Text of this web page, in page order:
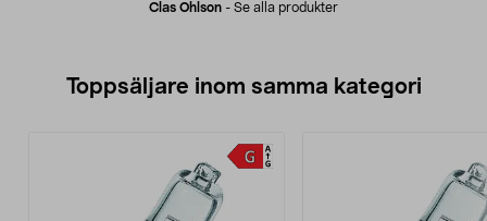
Clas Ohlson - Se alla produkter
Toppsäljare inom samma kategori